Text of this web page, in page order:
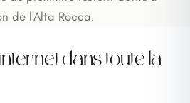
de l'Alta Rocca.
dans toute la